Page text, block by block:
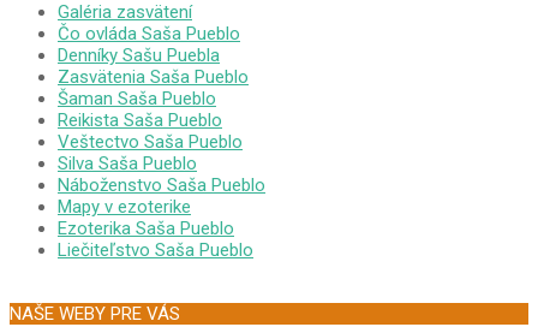
Galéria zasvätení
Čo ovláda Saša Pueblo
Denníky Sašu Puebla
Zasvätenia Saša Pueblo
Šaman Saša Pueblo
Reikista Saša Pueblo
Veštectvo Saša Pueblo
Silva Saša Pueblo
Náboženstvo Saša Pueblo
Mapy v ezoterike
Ezoterika Saša Pueblo
Liečiteľstvo Saša Pueblo
NAŠE WEBY PRE VÁS